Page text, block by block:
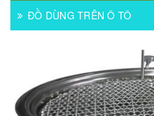
ĐỒ DÙNG TRÊN Ô TÔ